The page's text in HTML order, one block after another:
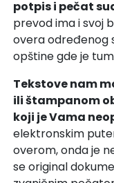
potpis i pečat
prevod ima i svoj
overa određenog
opštine gde je
Tekstove nam
ili štampanom
koji je Vama
elektronskim
overom, onda je
se original